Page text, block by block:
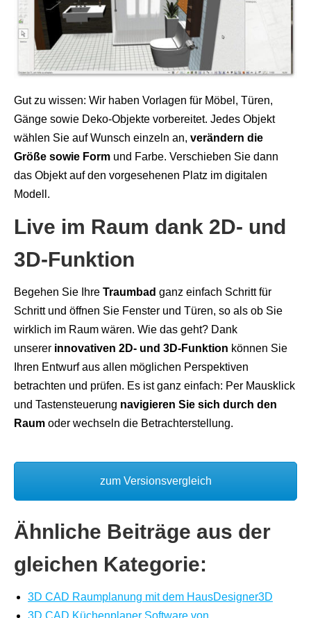
Gut zu wissen: Wir haben Vorlagen für Möbel, Türen,
Gänge sowie Deko-Objekte vorbereitet. Jedes Objekt
wählen Sie auf Wunsch einzeln an, verändern die
Größe sowie Form und Farbe. Verschieben Sie dann
das Objekt auf den vorgesehenen Platz im digitalen
Modell.
Live im Raum dank 2D- und
3D-Funktion
Begehen Sie Ihre Traumbad ganz einfach Schritt für
Schritt und öffnen Sie Fenster und Türen, so als ob Sie
wirklich im Raum wären. Wie das geht? Dank
unserer innovativen 2D- und 3D-Funktion können Sie
Ihren Entwurf aus allen möglichen Perspektiven
betrachten und prüfen. Es ist ganz einfach: Per Mausklick
und Tastensteuerung navigieren Sie sich durch den
Raum oder wechseln die Betrachterstellung.
zum Versionsvergleich
Ähnliche Beiträge aus der
gleichen Kategorie:
3D CAD Raumplanung mit dem HausDesigner3D